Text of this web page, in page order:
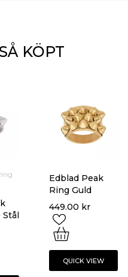
KÖPT
Edblad Peak
Ring Guld
449.00 kr
QUICK VIEW
Stål